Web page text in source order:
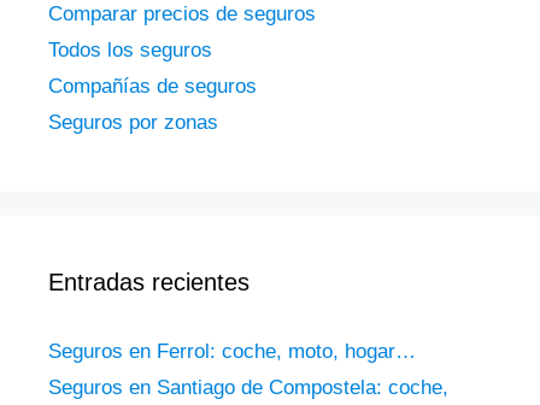
Comparar precios de seguros
Todos los seguros
Compañías de seguros
Seguros por zonas
Entradas recientes
Seguros en Ferrol: coche, moto, hogar…
Seguros en Santiago de Compostela: coche,